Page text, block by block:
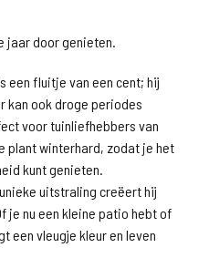
jaar door genieten.
een fluitje van een cent; hij
kan ook droge periodes
voor tuinliefhebbers van
plant winterhard, zodat je het
kunt genieten.
uitstraling creëert hij
je nu een kleine patio hebt of
een vleugje kleur en leven